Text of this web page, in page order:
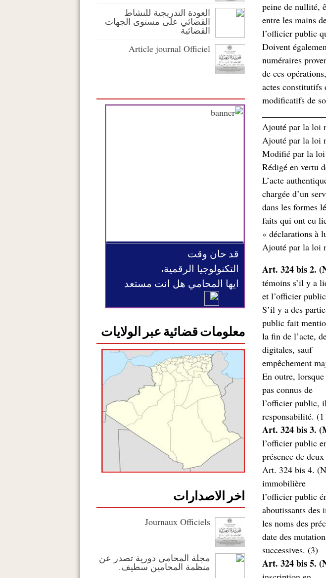
peine de nullité,
entre les mains
Doivent
numéraires
de ces
actes constitutifs
,« – L’acte
chargée d’un
dans les formes
faits qui ont eu
Art. 324 bis 2.
témoins s’il y a
S’il y a des
public fait
la fin de l’acte,
digitales, sauf
En outre,
pas connus de
.(l’officier public,
responsabilité. (1
Art. 324 bis 3.
l’officier public
,Art. 324 bis 4.
immobilière
,l’officier public
aboutissants des
les noms des
date des
(successives. (3
Art. 324 bis 5.
العودة التدريجية للنشاط
القضائي على مستوى الجهات
القضائية
Article journal Officiel
قد حان وقت
التكنولوجيا الرقمية،
ايها المحامي هل انت مستعد
معلومات قضائية عبر الولايات
اخر الاصدارات
Journaux Officiels
مجلة المحامي دورية تصدر عن
منظمة المحامين سطيف.